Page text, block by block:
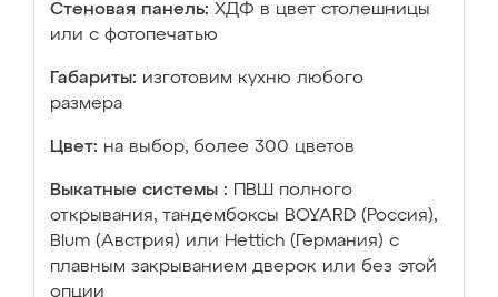
Стеновая панель: ХДФ в цвет столешницы
или с фотопечатью
Габариты: изготовим кухню любого
размера
Цвет: на выбор, более 300 цветов
Выкатные системы :
ПВШ полного
открывания, тандембоксы BOYARD (Россия),
Blum (Австрия) или Hettich (Германия) с
плавным закрыванием дверок или без этой
опции